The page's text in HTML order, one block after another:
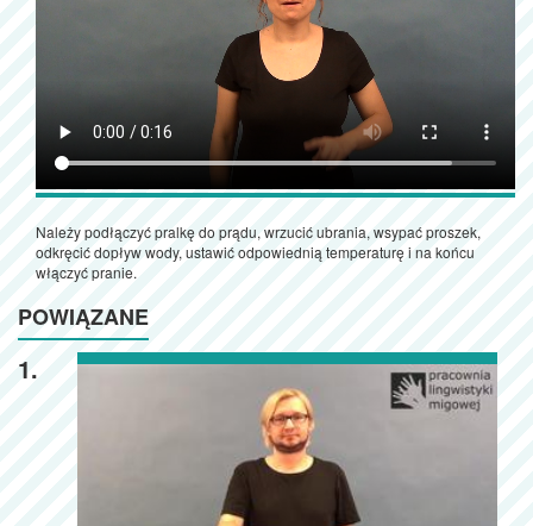
Należy podłączyć pralkę do prądu, wrzucić ubrania, wsypać proszek,
odkręcić dopływ wody, ustawić odpowiednią temperaturę i na końcu
włączyć pranie.
POWIĄZANE
1.